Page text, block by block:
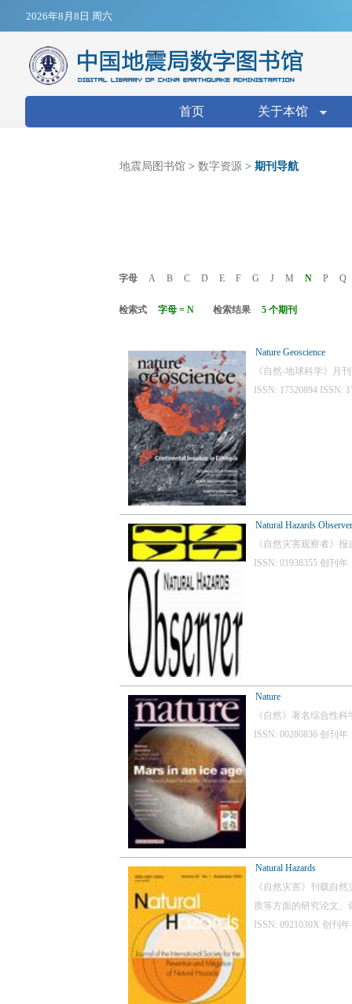
2026年8月8日 周六
搜索表单
首页 关于本馆
地震局图书馆 > 数字资源 > 期刊导航
字母 A B C D E F G J M N P Q
检索式 字母 = N 检索结果 5 个期刊
Nature Geoscience
《自然-地球科学》月
ISSN: 17520894
Natural Hazards Observer
《自然灾害观察者》
ISSN: 01938355 创刊
Nature
《自然》著名综合性
ISSN: 00280836 创刊
Natural Hazards
《自然灾害》刊载自
质等方面的研究论文
ISSN: 0921030X 创刊